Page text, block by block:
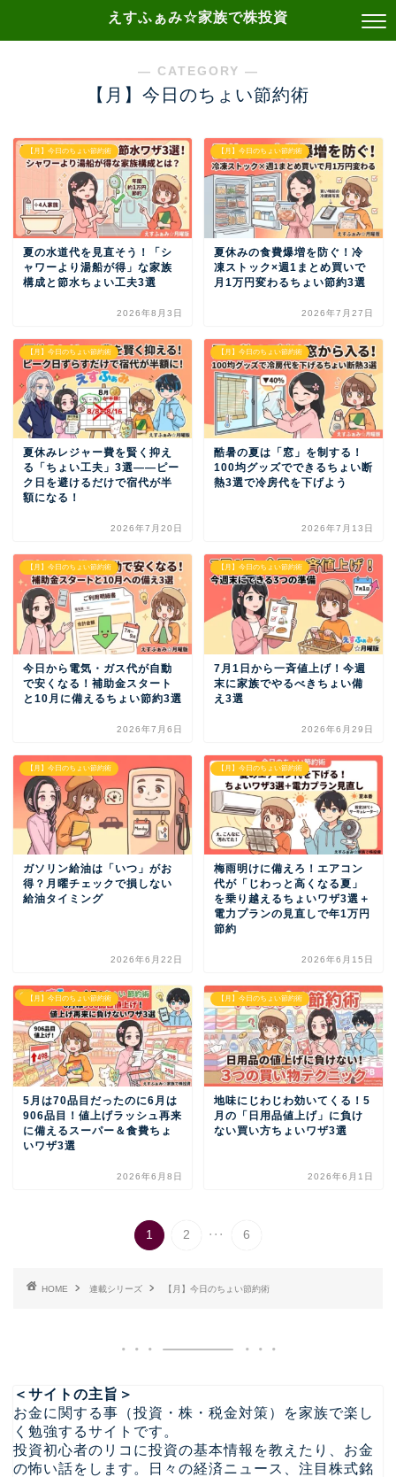
えすふぁみ☆家族で株投資
― CATEGORY ―
【月】今日のちょい節約術
【月】今日のちょい節約術
夏の水道代を見直そう！「シ
ャワーより湯船が得」な家族
構成と節水ちょい工夫3選
2026年8月3日
【月】今日のちょい節約術
夏休みの食費爆増を防ぐ！冷
凍ストック×週1まとめ買いで
月1万円変わるちょい節約3選
2026年7月27日
【月】今日のちょい節約術
夏休みレジャー費を賢く抑え
る「ちょい工夫」3選——ピー
ク日を避けるだけで宿代が半
額になる！
2026年7月20日
【月】今日のちょい節約術
酷暑の夏は「窓」を制する！
100均グッズでできるちょい断
熱3選で冷房代を下げよう
2026年7月13日
【月】今日のちょい節約術
今日から電気・ガス代が自動
で安くなる！補助金スタート
と10月に備えるちょい節約3選
2026年7月6日
【月】今日のちょい節約術
7月1日から一斉値上げ！今週
末に家族でやるべきちょい備
え3選
2026年6月29日
【月】今日のちょい節約術
ガソリン給油は「いつ」がお
得？月曜チェックで損しない
給油タイミング
2026年6月22日
【月】今日のちょい節約術
梅雨明けに備えろ！エアコン
代が「じわっと高くなる夏」
を乗り越えるちょいワザ3選＋
電力プランの見直しで年1万円
節約
2026年6月15日
【月】今日のちょい節約術
5月は70品目だったのに6月は
906品目！値上げラッシュ再来
に備えるスーパー＆食費ちょ
いワザ3選
2026年6月8日
【月】今日のちょい節約術
地味にじわじわ効いてくる！5
月の「日用品値上げ」に負け
ない買い方ちょいワザ3選
2026年6月1日
1 2 ... 6
HOME 連載シリーズ 【月】今日のちょい節約術
＜サイトの主旨＞
お金に関する事（投資・株・税金対策）を家族で楽し
く勉強するサイトです。
投資初心者のリコに投資の基本情報を教えたり、お金
の怖い話をします。日々の経済ニュース、注目株式銘